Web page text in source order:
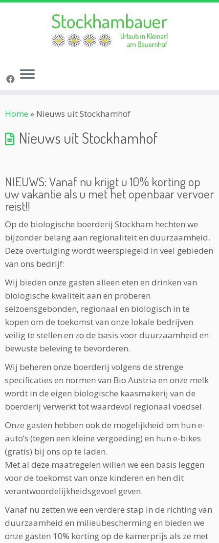
naar
Home » Nieuws uit Stockhamhof
Nieuws uit Stockhamhof
NIEUWS: Vanaf nu krijgt u 10% korting op
uw vakantie als u met het openbaar vervoer
reist!!
Op de biologische boerderij Stockham hechten we
bijzonder belang aan regionaliteit en duurzaamheid.
Deze overtuiging wordt weerspiegeld in veel gebieden
van ons bedrijf:
Wij bieden onze gasten alleen eten en drinken van
biologische kwaliteit aan en proberen
seizoensgebonden, regionaal en biologisch in te
kopen om de toekomst van onze lokale bedrijven
veilig te stellen en zo de basis voor duurzaamheid en
bewuste beleving te bevorderen.
Wij beheren onze boerderij volgens de strenge
specificaties en normen van Bio Austria en onze melk
wordt in de eigen biologische kaasmakerij van de
boerderij verwerkt tot waardevol regionaal voedsel.
Onze gasten hebben ook de mogelijkheid om hun e-
auto’s (tegen een kleine vergoeding) en hun e-bikes
(gratis) bij ons op te laden.
Met al deze maatregelen willen we een basis leggen
voor de toekomst van onze kinderen en hen dit
verantwoordelijkheidsgevoel geven.
Vanaf nu zetten we een verdere stap in de richting van
duurzaamheid en milieubescherming en bieden we
onze gasten 10% korting op de kamerprijs als ze met